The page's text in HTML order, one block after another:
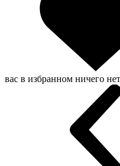
вас в избранном ничего